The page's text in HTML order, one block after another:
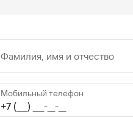
Фамилия, имя и отчество
Мобильный телефон